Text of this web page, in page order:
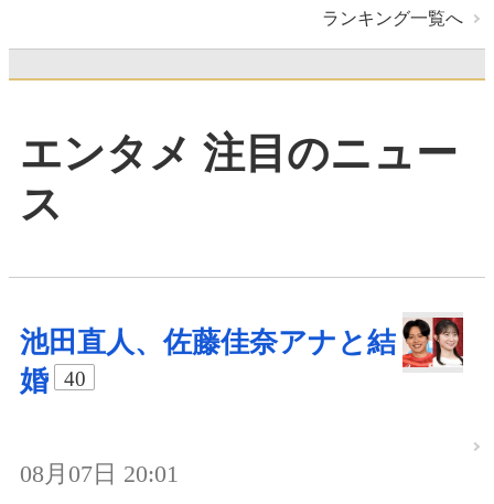
ランキング一覧へ
エンタメ 注目のニュー
ス
池田直人、佐藤佳奈アナと結
婚
40
08月07日 20:01